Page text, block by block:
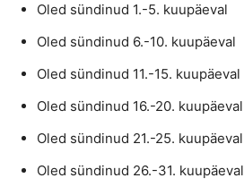
Oled sündinud 1.-5. kuupäeval
Oled sündinud 6.-10. kuupäeval
Oled sündinud 11.-15. kuupäeval
Oled sündinud 16.-20. kuupäeval
Oled sündinud 21.-25. kuupäeval
Oled sündinud 26.-31. kuupäeval